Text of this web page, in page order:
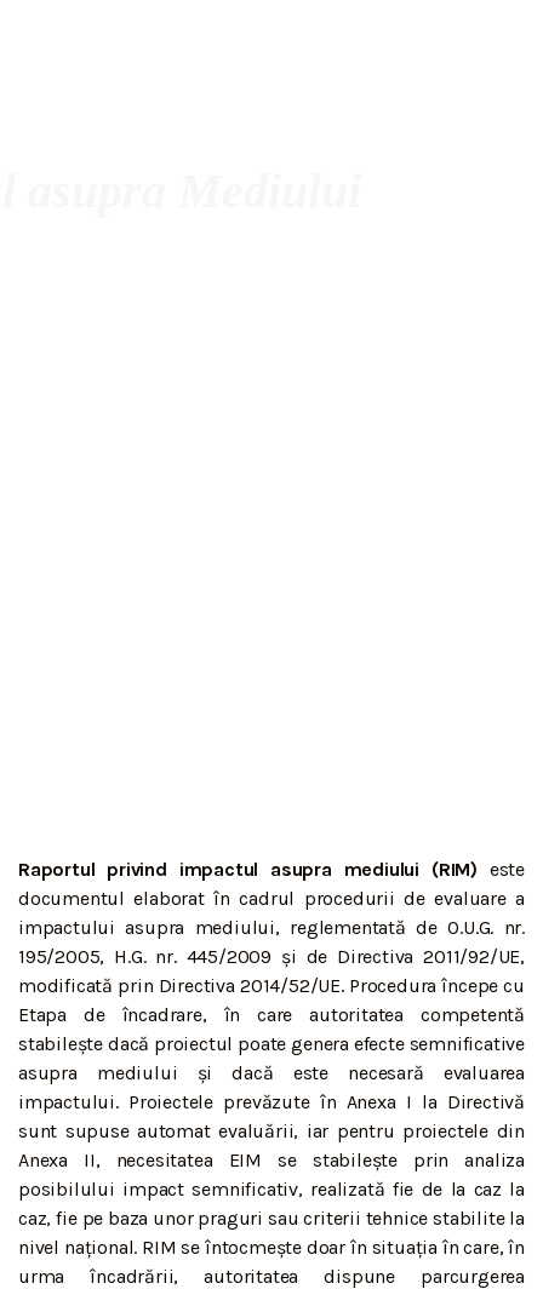
Raportul privind impactul asupra mediului (RIM) este
documentul elaborat în cadrul procedurii de evaluare a
impactului asupra mediului, reglementată de O.U.G. nr.
195/2005, H.G. nr. 445/2009 și de Directiva 2011/92/UE,
modificată prin Directiva 2014/52/UE. Procedura începe cu
Etapa de încadrare, în care autoritatea competentă
stabilește dacă proiectul poate genera efecte semnificative
asupra mediului și dacă este necesară evaluarea
impactului. Proiectele prevăzute în Anexa I la Directivă
sunt supuse automat evaluării, iar pentru proiectele din
Anexa II, necesitatea EIM se stabilește prin analiza
posibilului impact semnificativ, realizată fie de la caz la
caz, fie pe baza unor praguri sau criterii tehnice stabilite la
nivel național. RIM se întocmește doar în situația în care, în
urma încadrării, autoritatea dispune parcurgerea